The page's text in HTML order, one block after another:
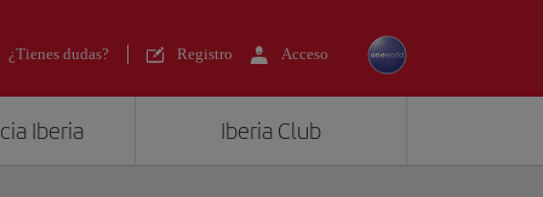
¿Tienes dudas? Registro Acceso
Iberia Iberia Club